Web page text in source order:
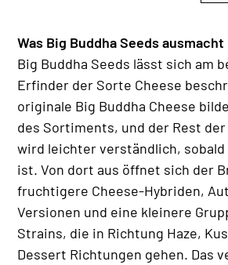
Was Big Buddha Seeds ausmacht
Big Buddha Seeds lässt sich am
Erfinder der Sorte Cheese
originale Big Buddha Cheese
des Sortiments, und der Rest
wird leichter verständlich,
ist. Von dort aus öffnet sich der
fruchtigere Cheese-Hybriden,
Versionen und eine kleinere
Strains, die in Richtung Haze,
Dessert Richtungen gehen. Das